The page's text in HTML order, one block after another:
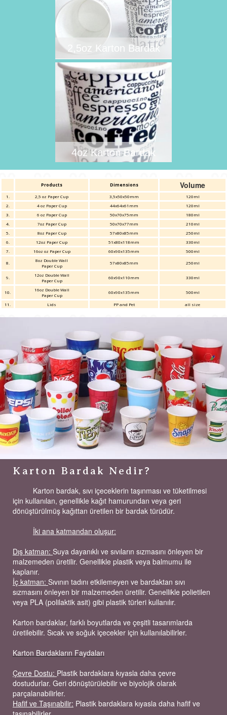
2,5oz Karton Bardak
4oz Karton Bardak
4oz Karton Bardak
4oz Karton Bardak
6oz Karton Bardak
7oz Karton Bardak
Products Dimensions Volume
1. 2,5 oz Paper Cup 3,5x50x50mm
120ml
2.
4 oz Paper Cup 44x64x61mm
120ml
3.
6 oz Paper Cup 50x70x75mm
180ml
4.
7oz Paper Cup 50x70x77mm
210ml
5.
8oz Paper Cup 57x80x85mm
250ml
6.
12oz Paper Cup 51x80x118mm
330ml
7.
16oz oz Paper Cup 60x90x135mm 500ml
8.
8oz Double Wall
Paper Cup
57x80x85mm 250ml
9.
12oz Double Wall
Paper Cup
60x90x110mm 330ml
10.
16oz Double Wall
Paper Cup
60x90x135mm 500ml
11. Lids PP and Pet all size
Karton Bardak Nedir?
Karton bardak, sıvı içeceklerin taşınması ve tüketilmesi
için kullanılan, genellikle kağıt hamurundan veya geri
dönüştürülmüş kağıttan üretilen bir bardak türüdür.
İki ana katmandan oluşur:
Dış katman: Suya dayanıklı ve sıvıların sızmasını önleyen bir
malzemeden üretilir. Genellikle plastik veya balmumu ile
kaplanır.
İç katman: Sıvının tadını etkilemeyen ve bardaktan sıvı
sızmasını önleyen bir malzemeden üretilir. Genellikle polietilen
veya PLA (polilaktik asit) gibi plastik türleri kullanılır.
Karton bardaklar, farklı boyutlarda ve çeşitli tasarımlarda
üretilebilir. Sıcak ve soğuk içecekler için kullanılabilirler.
Karton Bardakların Faydaları
Çevre Dostu: Plastik bardaklara kıyasla daha çevre
dostudurlar. Geri dönüştürülebilir ve biyolojik olarak
parçalanabilirler.
Hafif ve Taşınabilir: Plastik bardaklara kıyasla daha hafif ve